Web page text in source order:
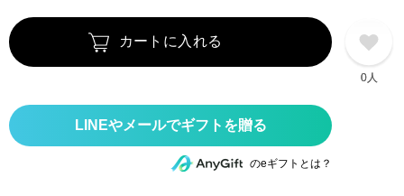
カートに入れる
0人
のeギフトとは？